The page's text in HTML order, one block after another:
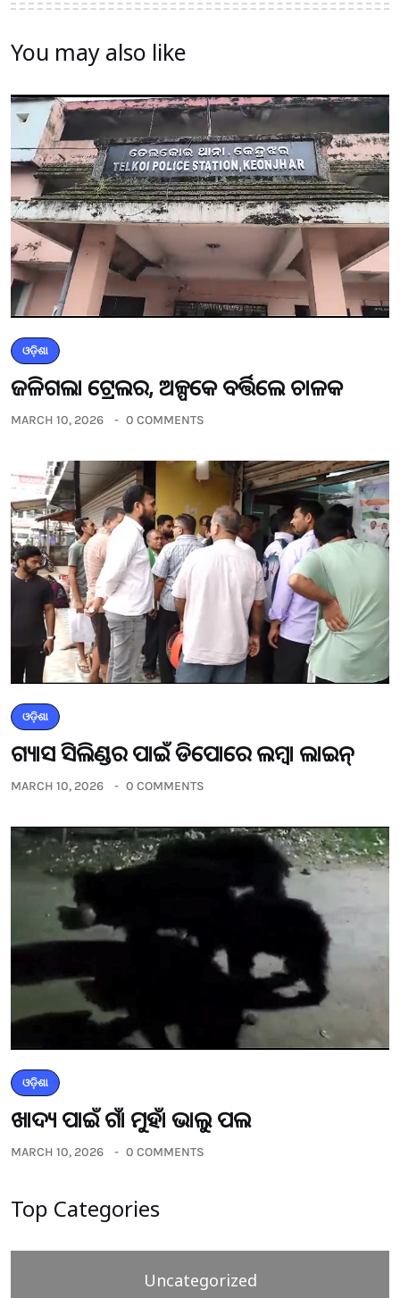
You may also like
ଓଡ଼ିଶା
ଜଳିଗଲା ଟ୍ରେଲର, ଅଳ୍ପକେ ବର୍ତ୍ତିଲେ ଚାଳକ
MARCH 10, 2026 0 COMMENTS
ଓଡ଼ିଶା
ଗ୍ୟାସ ସିଲିଣ୍ଡର ପାଇଁ ଡିପୋରେ ଲମ୍ବା ଲାଇନ୍
MARCH 10, 2026 0 COMMENTS
ଓଡ଼ିଶା
ଖାଦ୍ୟ ପାଇଁ ଗାଁ ମୁହାଁ ଭାଲୁ ପଲ
MARCH 10, 2026 0 COMMENTS
Top Categories
Uncategorized